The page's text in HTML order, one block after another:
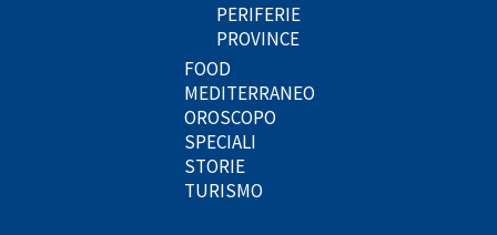
PERIFERIE
PROVINCE
FOOD
MEDITERRANEO
OROSCOPO
SPECIALI
STORIE
TURISMO